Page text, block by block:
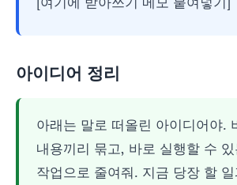
아이디어 정리
아래는 말로 떠올린 아이디어야.
내용끼리 묶고, 바로 실행할 수 있
작업으로 줄여줘. 지금 당장 할